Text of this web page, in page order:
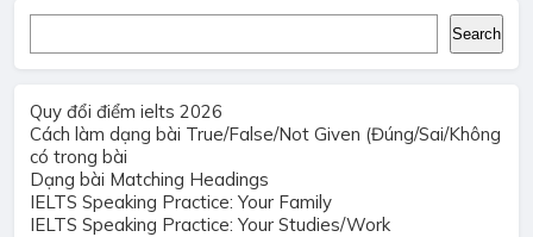
Search
Quy đổi điểm ielts 2026
Cách làm dạng bài True/False/Not Given (Đúng/Sai/Không
có trong bài
Dạng bài Matching Headings
IELTS Speaking Practice: Your Family
IELTS Speaking Practice: Your Studies/Work